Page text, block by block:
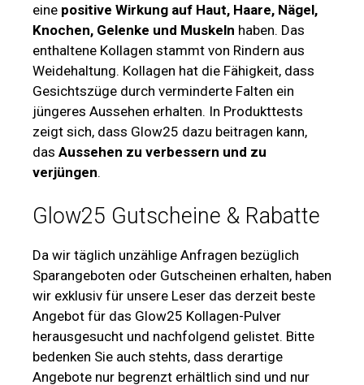
eine positive Wirkung auf Haut, Haare, Nägel,
Knochen, Gelenke und Muskeln haben. Das
enthaltene Kollagen stammt von Rindern aus
Weidehaltung. Kollagen hat die Fähigkeit, dass
Gesichtszüge durch verminderte Falten ein
jüngeres Aussehen erhalten. In Produkttests
zeigt sich, dass Glow25 dazu beitragen kann,
das Aussehen zu verbessern und zu
verjüngen.
Glow25 Gutscheine & Rabatte
Da wir täglich unzählige Anfragen bezüglich
Sparangeboten oder Gutscheinen erhalten, haben
wir exklusiv für unsere Leser das derzeit beste
Angebot für das Glow25 Kollagen-Pulver
herausgesucht und nachfolgend gelistet. Bitte
bedenken Sie auch stehts, dass derartige
Angebote nur begrenzt erhältlich sind und nur